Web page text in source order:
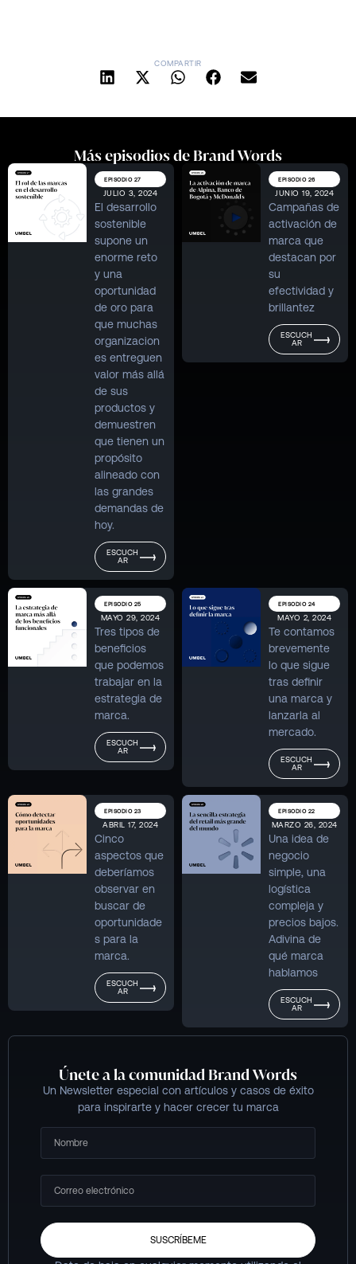
COMPARTIR
Más episodios de Brand Words
EPISODIO 27
JULIO 3, 2024
El desarrollo
sostenible
supone un
enorme reto
y una
oportunidad
de oro para
que muchas
organizacion
es entreguen
valor más allá
de sus
productos y
demuestren
que tienen un
propósito
alineado con
las grandes
demandas de
hoy.
ESCUCH
AR
EPISODIO 26
JUNIO 19, 2024
Campañas de
activación de
marca que
destacan por
su
efectividad y
brillantez
ESCUCH
AR
EPISODIO 25
MAYO 29, 2024
Tres tipos de
beneficios
que podemos
trabajar en la
estrategia de
marca.
ESCUCH
AR
EPISODIO 24
MAYO 2, 2024
Te contamos
brevemente
lo que sigue
tras definir
una marca y
lanzarla al
mercado.
ESCUCH
AR
EPISODIO 23
ABRIL 17, 2024
Cinco
aspectos que
deberíamos
observar en
buscar de
oportunidade
s para la
marca.
ESCUCH
AR
EPISODIO 22
MARZO 26, 2024
Una idea de
negocio
simple, una
logística
compleja y
precios bajos.
Adivina de
qué marca
hablamos
ESCUCH
AR
Únete a la comunidad Brand Words​
Un Newsletter especial con artículos y casos de éxito
para inspirarte y hacer crecer tu marca
SUSCRÍBEME